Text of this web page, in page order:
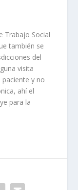
Trabajo Social
también se
del
visita
paciente y no
ahí el
para la